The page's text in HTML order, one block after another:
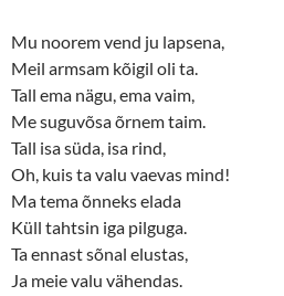
Mu noorem vend ju lapsena,
Meil armsam kõigil oli ta.
Tall ema nägu, ema vaim,
Me suguvõsa õrnem taim.
Tall isa süda, isa rind,
Oh, kuis ta valu vaevas mind!
Ma tema õnneks elada
Küll tahtsin iga pilguga.
Ta ennast sõnal elustas,
Ja meie valu vähendas.